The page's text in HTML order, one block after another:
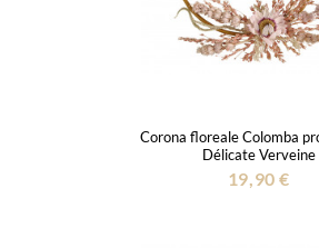
Corona floreale Colomba
Délicate Verveine
19,90 €